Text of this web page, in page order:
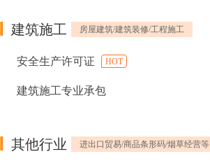
建筑施工 房屋建筑/建筑装修/工程施工
安全生产许可证 HOT
建筑施工专业承包
其他行业 进出口贸易/商品条形码/烟草经营等